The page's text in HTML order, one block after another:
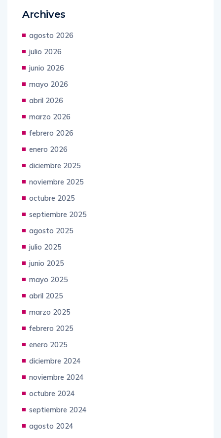
Archives
agosto 2026
julio 2026
junio 2026
mayo 2026
abril 2026
marzo 2026
febrero 2026
enero 2026
diciembre 2025
noviembre 2025
octubre 2025
septiembre 2025
agosto 2025
julio 2025
junio 2025
mayo 2025
abril 2025
marzo 2025
febrero 2025
enero 2025
diciembre 2024
noviembre 2024
octubre 2024
septiembre 2024
agosto 2024